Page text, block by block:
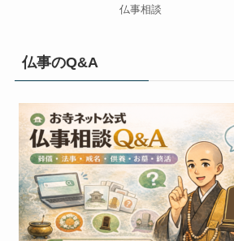
仏事相談
仏事のQ&A